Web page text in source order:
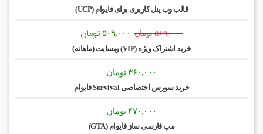
قالب وب پنل کاربری برای فایوام (UCP)
۵۶۹,۰۰۰ تومان
قیمت
۵۶۹,۰۰۰ تومان
۵۰۹,۰۰۰ تومان
۵۰۹,۰۰۰ تومان.
خرید اشتراک ویژه (VIP) وبسایت (ماهانه)
۳۶۰,۰۰۰ تومان
خرید سورس اختصاصی Survival فایوام
۴۷۰,۰۰۰ تومان
مپ فارسی ساز فایوام (GTA)